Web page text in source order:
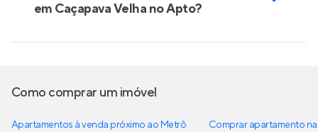
em Caçapava Velha no Apto?
Como comprar um imóvel
Apartamentos à venda próximo ao Metrô
Comprar apartamento